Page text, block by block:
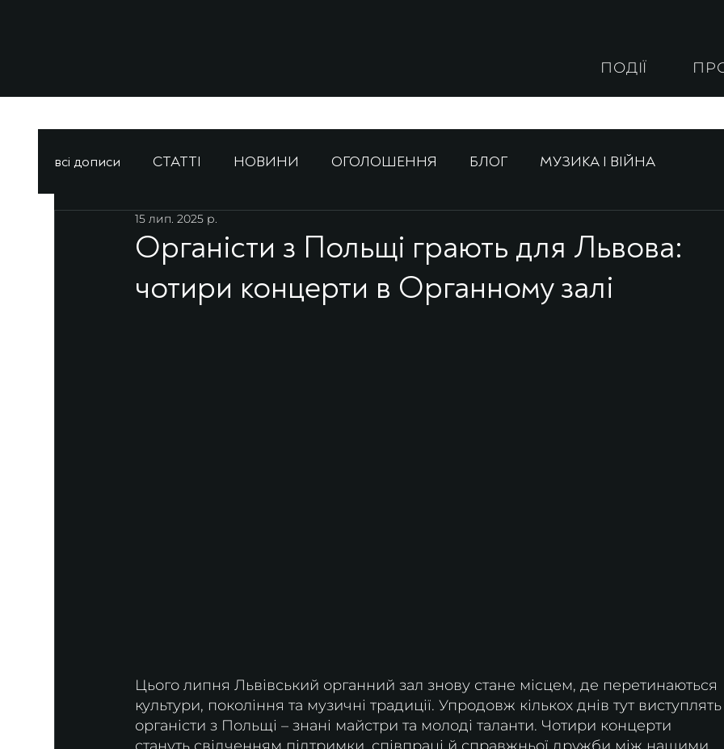
ПОДІЇ
всі дописи СТАТТІ НОВИНИ ОГОЛОШЕННЯ БЛОГ МУЗИКА І ВІЙНА
Органісти з Польщі грають для Львова:
чотири концерти в Органному залі
15 лип. 2025 р.
Цього липня Львівський органний зал знову стане місцем, де перетинаються
культури, покоління та музичні традиції. Упродовж кількох днів тут
органісти з Польщі – знані майстри та молоді таланти. Чотири концерти
стануть свідченням підтримки, співпраці й справжньої дружби між нашими